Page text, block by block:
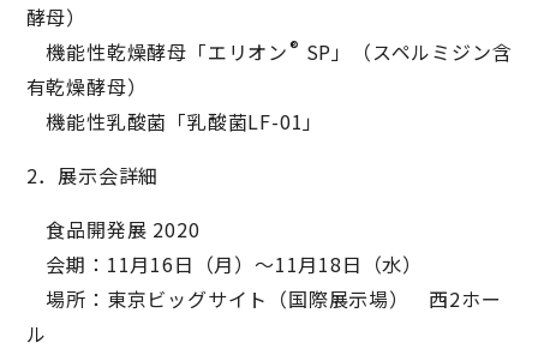
酵母）
機能性乾燥酵母「エリオン® SP」（スペルミジン含
有乾燥酵母）
機能性乳酸菌「乳酸菌LF-01」
2．展示会詳細
食品開発展 2020
会期：11月16日（月）～11月18日（水）
場所：東京ビッグサイト（国際展示場） 西2ホー
ル